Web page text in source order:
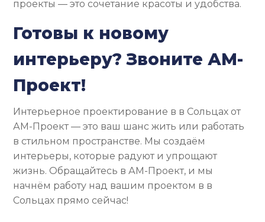
проекты — это сочетание красоты и удобства.
Готовы к новому
интерьеру? Звоните АМ-
Проект!
Интерьерное проектирование в в Сольцах от
АМ-Проект — это ваш шанс жить или работать
в стильном пространстве. Мы создаём
интерьеры, которые радуют и упрощают
жизнь. Обращайтесь в АМ-Проект, и мы
начнём работу над вашим проектом в в
Сольцах прямо сейчас!